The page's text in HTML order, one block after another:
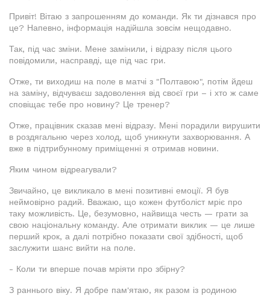
Привіт! Вітаю з запрошенням до команди. Як ти дізнався про
це? Напевно, інформація надійшла зовсім нещодавно.
Так, під час зміни. Мене замінили, і відразу після цього
повідомили, насправді, ще під час гри.
Отже, ти виходиш на поле в матчі з "Полтавою", потім йдеш
на заміну, відчуваєш задоволення від своєї гри – і хто ж саме
сповіщає тебе про новину? Це тренер?
Отже, працівник сказав мені відразу. Мені порадили вирушити
в роздягальню через холод, щоб уникнути захворювання. А
вже в підтрибунному приміщенні я отримав новини.
Яким чином відреагували?
Звичайно, це викликало в мені позитивні емоції. Я був
неймовірно радий. Вважаю, що кожен футболіст мріє про
таку можливість. Це, безумовно, найвища честь — грати за
свою національну команду. Але отримати виклик — це лише
перший крок, а далі потрібно показати свої здібності, щоб
заслужити шанс вийти на поле.
- Коли ти вперше почав мріяти про збірну?
З раннього віку. Я добре пам'ятаю, як разом із родиною